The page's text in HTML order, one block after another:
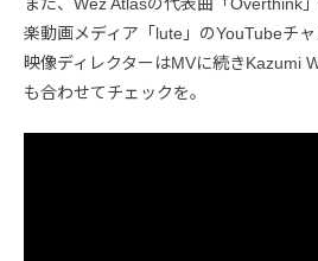
楽動画メディア「lute」のYouTubeチャ
映像ディレクターはMVに続きKazumi
も合わせてチェックを。